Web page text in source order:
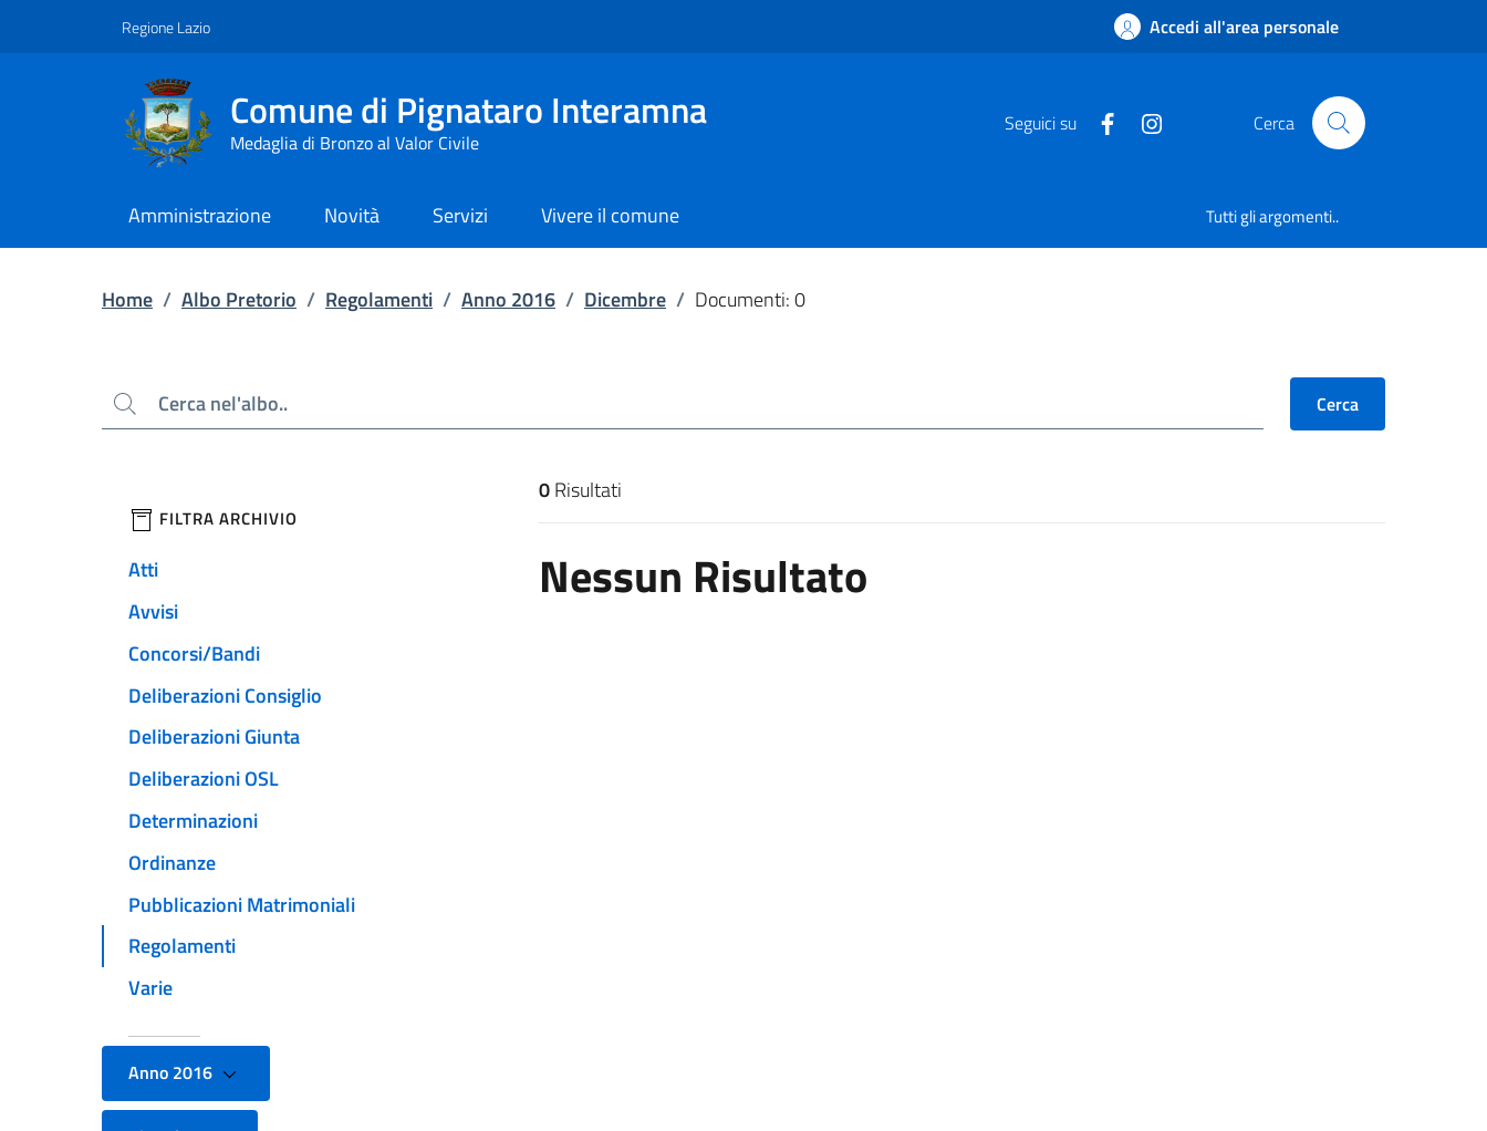
Regione Lazio Accedi all'area personale
Comune di Pignataro Interamna
Medaglia di Bronzo al Valor Civile
Seguici su Cerca
Amministrazione Novità Servizi Vivere il comune Tutti gli argomenti..
Home / Albo Pretorio / Regolamenti / Anno 2016 / Dicembre / Documenti: 0
Cerca Cerca
filtri da applicare
FILTRA ARCHIVIO
Atti
Avvisi
Concorsi/Bandi
Deliberazioni Consiglio
Deliberazioni Giunta
Deliberazioni OSL
Determinazioni
Ordinanze
Pubblicazioni Matrimoniali
Regolamenti
Varie
Anno 2016
Risultati di ricerca
0Risultati
Nessun Risultato